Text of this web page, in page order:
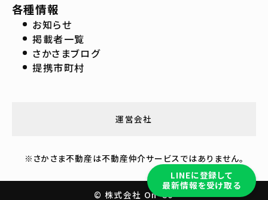
LINEに登録して
最新情報を受け取る
各種情報
お知らせ
掲載者一覧
さかさまブログ
提携市町村
運営会社
※さかさま不動産は不動産仲介サービスではありません。
© 株式会社 On-Co